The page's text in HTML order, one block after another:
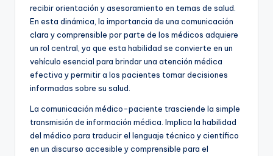
recibir orientación y asesoramiento en temas de salud.
En esta dinámica, la importancia de una comunicación
clara y comprensible por parte de los médicos adquiere
un rol central, ya que esta habilidad se convierte en un
vehículo esencial para brindar una atención médica
efectiva y permitir a los pacientes tomar decisiones
informadas sobre su salud.
La comunicación médico-paciente trasciende la simple
transmisión de información médica. Implica la habilidad
del médico para traducir el lenguaje técnico y científico
en un discurso accesible y comprensible para el